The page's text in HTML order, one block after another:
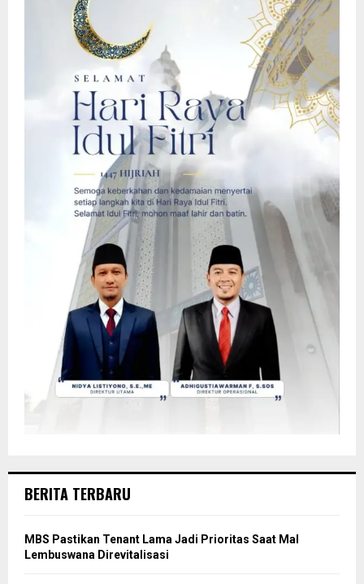
BERITA TERBARU
MBS Pastikan Tenant Lama Jadi Prioritas Saat Mal
Lembuswana Direvitalisasi